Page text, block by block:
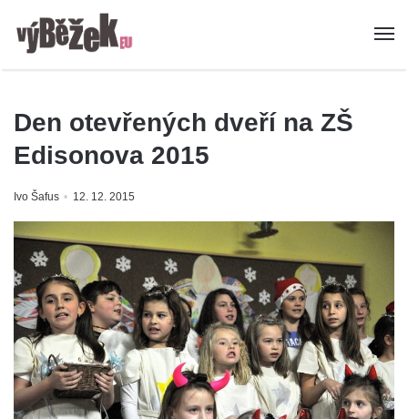
Den otevřených dveří na ZŠ
Edisonova 2015
Ivo Šafus 12. 12. 2015